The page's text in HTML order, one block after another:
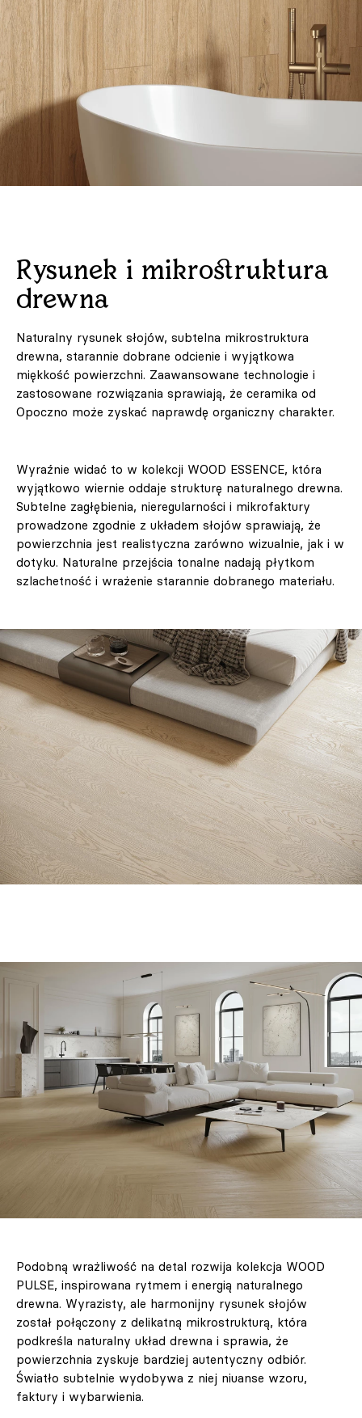
Rysunek i mikrostruktura
drewna
Naturalny rysunek słojów, subtelna mikrostruktura
drewna, starannie dobrane odcienie i wyjątkowa
miękkość powierzchni. Zaawansowane technologie i
zastosowane rozwiązania sprawiają, że ceramika od
Opoczno może zyskać naprawdę organiczny charakter.
Wyraźnie widać to w kolekcji WOOD ESSENCE, która
wyjątkowo wiernie oddaje strukturę naturalnego drewna.
Subtelne zagłębienia, nieregularności i mikrofaktury
prowadzone zgodnie z układem słojów sprawiają, że
powierzchnia jest realistyczna zarówno wizualnie, jak i w
dotyku. Naturalne przejścia tonalne nadają płytkom
szlachetność i wrażenie starannie dobranego materiału.
Podobną wrażliwość na detal rozwija kolekcja WOOD
PULSE, inspirowana rytmem i energią naturalnego
drewna. Wyrazisty, ale harmonijny rysunek słojów
został połączony z delikatną mikrostrukturą, która
podkreśla naturalny układ drewna i sprawia, że
powierzchnia zyskuje bardziej autentyczny odbiór.
Światło subtelnie wydobywa z niej niuanse wzoru,
faktury i wybarwienia.